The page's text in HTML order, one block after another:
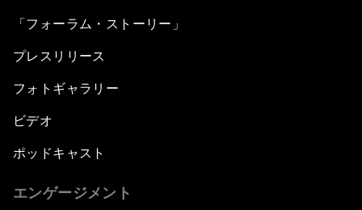
「フォーラム・ストーリー」
プレスリリース
フォトギャラリー
ビデオ
ポッドキャスト
エンゲージメント